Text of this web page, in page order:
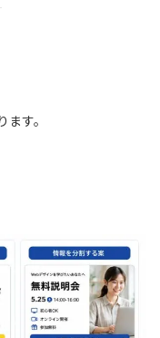
す。